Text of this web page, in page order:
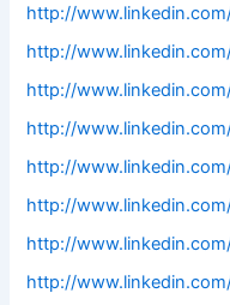
http://
http://
http://
http://
http://
http://
http://
http://